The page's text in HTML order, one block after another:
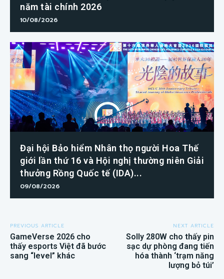
năm tài chính 2026
10/08/2026
Đại hội Bảo hiểm Nhân thọ người Hoa Thế
giới lần thứ 16 và Hội nghị thường niên Giải
thưởng Rồng Quốc tế (IDA)...
09/08/2026
PREVIOUS ARTICLE
GameVerse 2026 cho
thấy esports Việt đã bước
sang “level” khác
NEXT ARTICLE
Solly 280W cho thấy pin
sạc dự phòng đang tiến
hóa thành ‘trạm năng
lượng bỏ túi’